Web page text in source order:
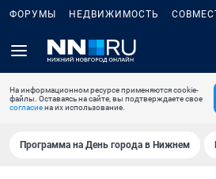
ФОРУМЫ НЕДВИЖИМОСТЬ
На информационном ресурсе применяются cookie-
файлы. Оставаясь на сайте, вы подтверждаете свое
согласиена их использование.
Программа на День города в Нижнем